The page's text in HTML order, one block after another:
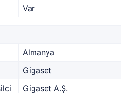
Var
Almanya
Gigaset
Gigaset A.Ş.